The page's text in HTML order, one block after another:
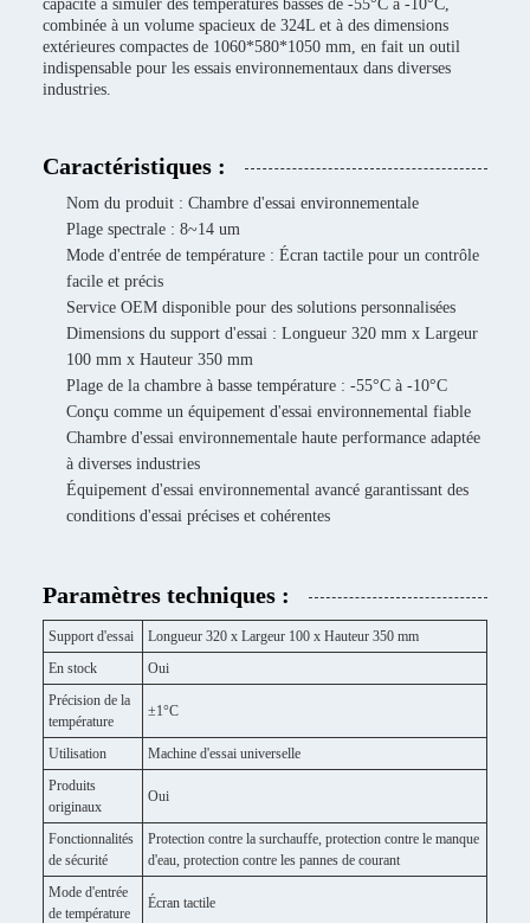
capacité à simuler des températures basses de -55°C à -10°C,
combinée à un volume spacieux de 324L et à des dimensions
extérieures compactes de 1060*580*1050 mm, en fait un outil
indispensable pour les essais environnementaux dans diverses
industries.
Caractéristiques :
Nom du produit : Chambre d'essai environnementale
Plage spectrale : 8~14 um
Mode d'entrée de température : Écran tactile pour un contrôle
facile et précis
Service OEM disponible pour des solutions personnalisées
Dimensions du support d'essai : Longueur 320 mm x Largeur
100 mm x Hauteur 350 mm
Plage de la chambre à basse température : -55°C à -10°C
Conçu comme un équipement d'essai environnemental fiable
Chambre d'essai environnementale haute performance adaptée
à diverses industries
Équipement d'essai environnemental avancé garantissant des
conditions d'essai précises et cohérentes
Paramètres techniques :
Support d'essai
Longueur 320 x Largeur 100 x Hauteur 350 mm
En stock
Oui
Précision de la
température
±1°C
Utilisation
Machine d'essai universelle
Produits
originaux
Oui
Fonctionnalités
de sécurité
Protection contre la surchauffe, protection contre le manque
d'eau, protection contre les pannes de courant
Mode d'entrée
de température
Écran tactile